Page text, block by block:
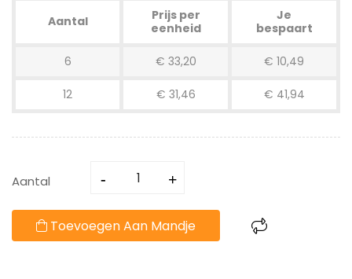
Aantal
Prijs per
eenheid
Je
bespaart
6 € 33,20 € 10,49
12 € 31,46 € 41,94
Aantal
Toevoegen Aan Mandje